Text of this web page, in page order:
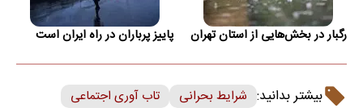
رگبار در بخش‌هایی از استان تهران پاییز پرباران در راه ایران است
بیشتر بدانید: شرایط بحرانی تاب آوری اجتماعی